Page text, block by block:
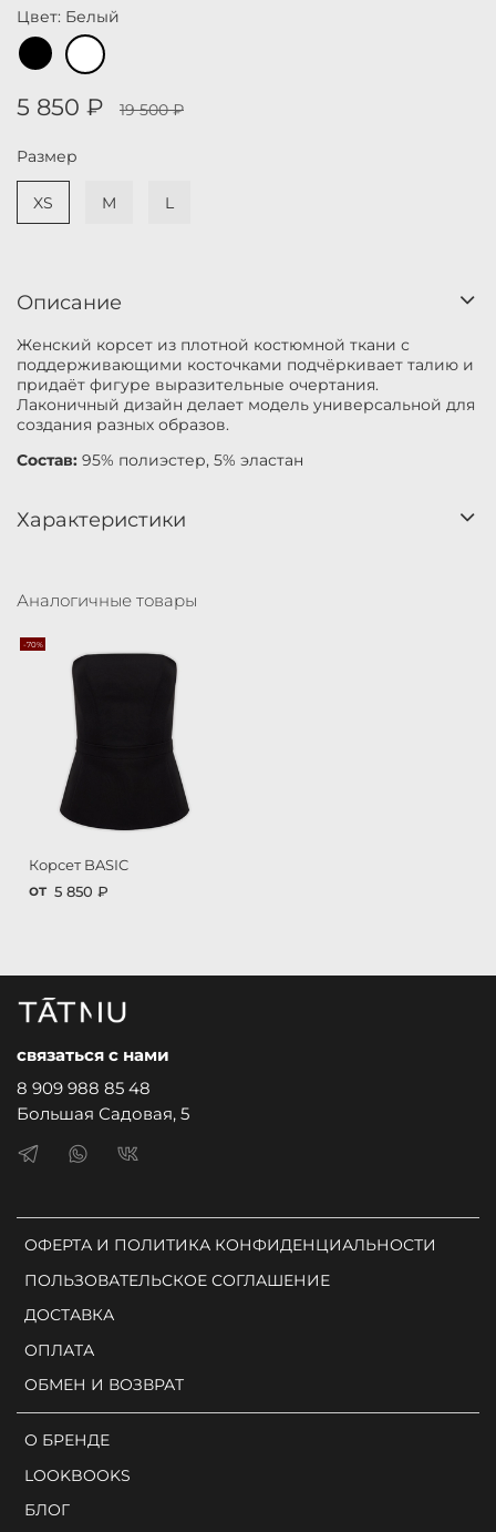
5 850 ₽ 19 500 ₽
Цвет: Белый
Размер
XS M L
Описание
Женский корсет из плотной костюмной ткани с
поддерживающими косточками подчёркивает талию и
придаёт фигуре выразительные очертания.
Лаконичный дизайн делает модель универсальной для
создания разных образов.
Состав: 95% полиэстер, 5% эластан
Характеристики
Аналогичные товары
-70%
Корсет BASIC
от 5 850 ₽
ОФЕРТА И ПОЛИТИКА КОНФИДЕНЦИАЛЬНОСТИ
ПОЛЬЗОВАТЕЛЬСКОЕ СОГЛАШЕНИЕ
ДОСТАВКА
ОПЛАТА
ОБМЕН И ВОЗВРАТ
О БРЕНДЕ
LOOKBOOKS
БЛОГ
связаться с нами
8 909 988 85 48
Большая Садовая, 5